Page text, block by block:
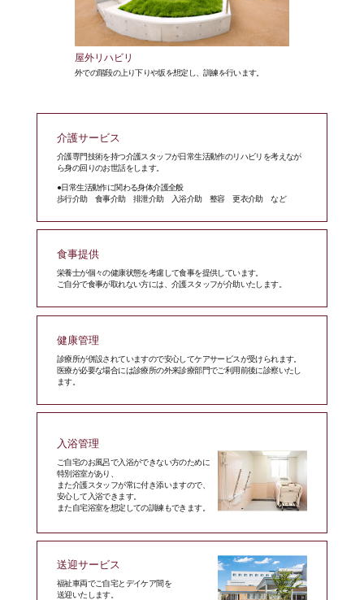
屋外リハビリ
外での階段の上り下りや坂を想定し、訓練を行います。
介護サービス
介護専門技術を持つ介護スタッフが日常生活動作のリハビリを考えなが
ら身の回りのお世話をします。
●日常生活動作に関わる身体介護全般
歩行介助 食事介助 排泄介助 入浴介助 整容 更衣介助 など
食事提供
栄養士が個々の健康状態を考慮して食事を提供しています。
ご自分で食事が取れない方には、介護スタッフが介助いたします。
健康管理
診療所が併設されていますので安心してケアサービスが受けられます。
医療が必要な場合には診療所の外来診療部門でご利用前後に診察いたし
ます。
入浴管理
ご自宅のお風呂で入浴ができない方のために
特別浴室があり、
また介護スタッフが常に付き添いますので、
安心して入浴できます。
また自宅浴室を想定しての訓練もできます。
送迎サービス
福祉車両でご自宅とデイケア間を
送迎いたします。